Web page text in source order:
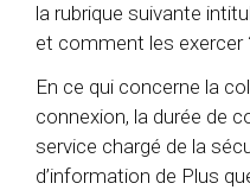
la rubrique suivante
et comment les exercer
En ce qui concerne la
connexion, la durée de
service chargé de la
d’information de Plus